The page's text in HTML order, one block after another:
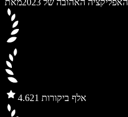
האפליקציה האהובה של 2023
4.6 21 אלף ביקורות